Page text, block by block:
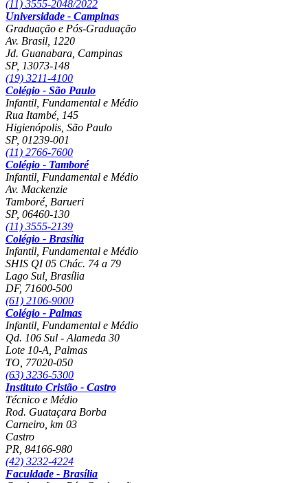
(11) 3555-2048/2022
Universidade - Campinas
Graduação e Pós-Graduação
Av. Brasil, 1220
Jd. Guanabara, Campinas
SP, 13073-148
(19) 3211-4100
Colégio - São Paulo
Infantil, Fundamental e Médio
Rua Itambé, 145
Higienópolis, São Paulo
SP, 01239-001
(11) 2766-7600
Colégio - Tamboré
Infantil, Fundamental e Médio
Av. Mackenzie
Tamboré, Barueri
SP, 06460-130
(11) 3555-2139
Colégio - Brasília
Infantil, Fundamental e Médio
SHIS QI 05 Chác. 74 a 79
Lago Sul, Brasília
DF, 71600-500
(61) 2106-9000
Colégio - Palmas
Infantil, Fundamental e Médio
Qd. 106 Sul - Alameda 30
Lote 10-A, Palmas
TO 77020-050
(63) 3236-5300
Instituto Cristão - Castro
Técnico e Médio
Rod. Guataçara Borba
Carneiro, km 03
Castro
PR 84166-980
(42) 3232-4224
Faculdade - Brasília